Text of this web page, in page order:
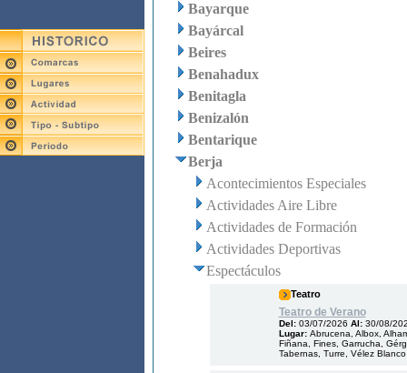
Bayarque
Bayárcal
Beires
Benahadux
Benitagla
Benizalón
Bentarique
Berja
Acontecimientos Especiales
Actividades Aire Libre
Actividades de Formación
Actividades Deportivas
Espectáculos
Teatro
Teatro de Verano
Del: 03/07/2026 Al: 30/08/
Lugar: Abrucena, Albox,
Fiñana, Fines, Garrucha,
Tabernas, Turre, Vélez Blanco